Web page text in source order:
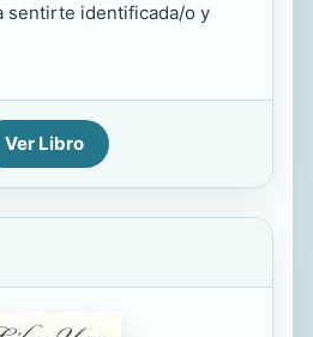
sentirte identificada/o y
Ver Libro